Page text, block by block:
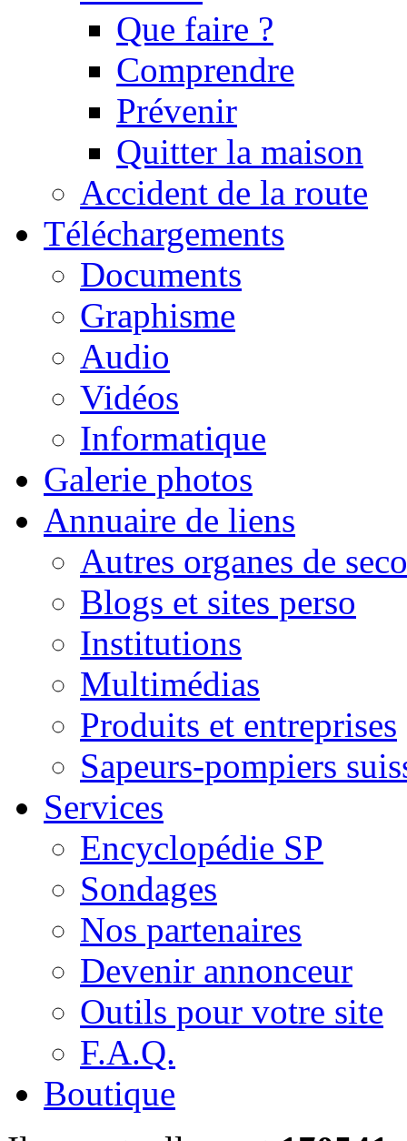
Que faire ?
Comprendre
Prévenir
Quitter la maison
Accident de la route
Téléchargements
Documents
Graphisme
Audio
Vidéos
Informatique
Galerie photos
Annuaire de liens
Autres organes de
Blogs et sites perso
Institutions
Multimédias
Produits et entreprises
Sapeurs-pompiers
Services
Encyclopédie SP
Sondages
Nos partenaires
Devenir annonceur
Outils pour votre site
F.A.Q.
Boutique